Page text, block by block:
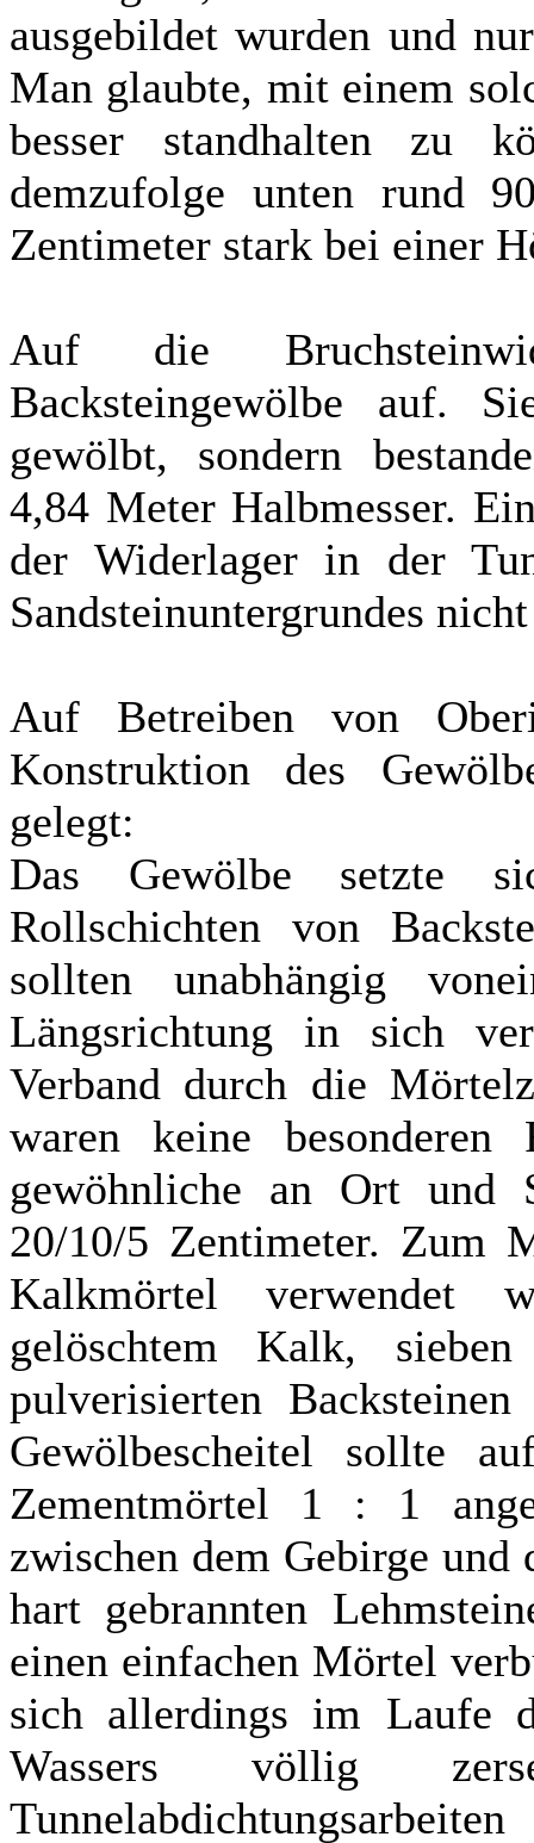
ausgebildet wurden und
Man glaubte, mit einem
besser standhalten zu
demzufolge unten rund
Zentimeter stark bei einer
Auf die
Backsteingewölbe auf.
gewölbt, sondern
4,84 Meter Halbmesser.
der Widerlager in der
Sandsteinuntergrundes
Auf Betreiben von
Konstruktion des
gelegt:
Das Gewölbe setzte
Rollschichten von
sollten unabhängig
Längsrichtung in sich
Verband durch die
waren keine besonderen
gewöhnliche an Ort und
20/10/5 Zentimeter. Zum
Kalkmörtel verwendet
gelöschtem Kalk,
pulverisierten
Gewölbescheitel sollte
Zementmörtel 1 : 1
zwischen dem Gebirge
hart gebrannten
einen einfachen Mörtel
sich allerdings im Laufe
Wassers völlig